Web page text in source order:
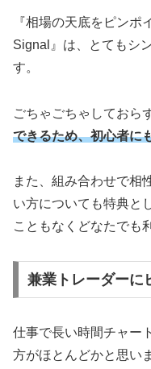
『相場の天底をピン
Signal』は、とてもシ
す。
ごちゃごちゃしておら
できるため、初心者に
また、組み合わせで相
い方についても特典と
こともなくどなたでも
兼業トレーダーに
仕事で長い時間チャー
方がほとんどかと思い